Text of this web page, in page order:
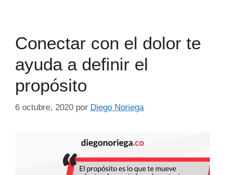
Conectar con el dolor te
ayuda a definir el
propósito
6 octubre, 2020 por Diego Noriega